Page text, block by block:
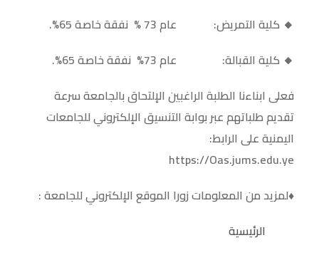
🔸 كلية التمريض: عام 73 % نفقة خاصة 65%.
🔸 كلية القبالة: عام 73% نفقة خاصة 65%.
فعلى ابناءنا الطلبة الراغبين الإلتحاق بالجامعة سرعة
تقديم طلباتهم عبر بوابة التنسيق الإلكتروني للجامعات
اليمنية على الرابط:
https://Oas.jums.edu.ye
♦️لمزيد من المعلومات زورا الموقع الإلكتروني للجامعة :
الرئيسية